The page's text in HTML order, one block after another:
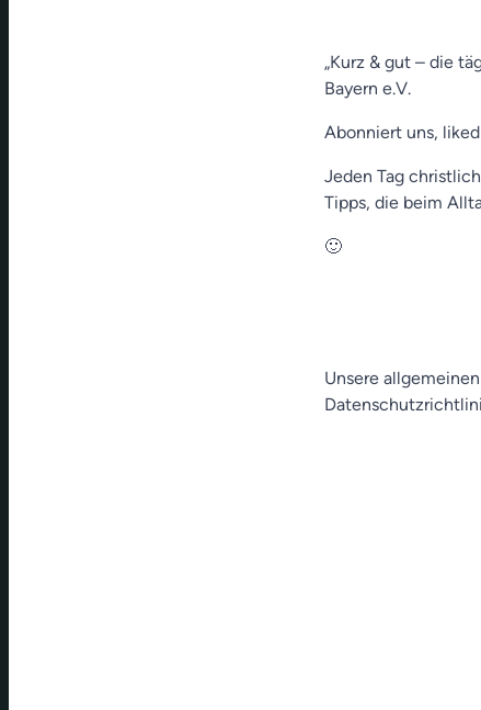
„Kurz & gut – die
Bayern e.V.
Abonniert uns,
Jeden Tag
Tipps, die beim
🙂
Unsere